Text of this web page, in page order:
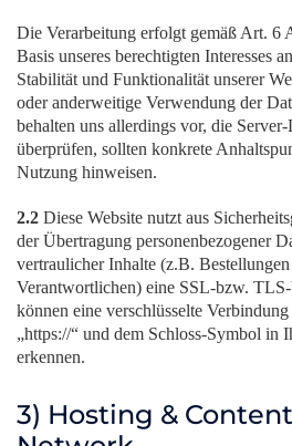
Die Verarbeitung erfolgt gemäß Art.
Basis unseres berechtigten Interesses
Stabilität und Funktionalität unserer
oder anderweitige Verwendung der
behalten uns allerdings vor, die
überprüfen, sollten konkrete
Nutzung hinweisen.
2.2 Diese Website nutzt aus
der Übertragung personenbezogener
vertraulicher Inhalte (z.B.
Verantwortlichen) eine SSL-bzw.
können eine verschlüsselte
„https://“ und dem Schloss-Symbol in
erkennen.
3) Hosting &